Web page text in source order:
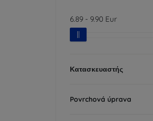
6.89 - 9.90 Eur
Κατασκευαστής
Povrchová úprava